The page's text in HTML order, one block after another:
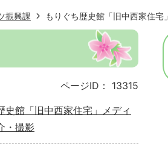
振興課 もりぐち歴史館「旧中西家住宅」
ページID： 13315
史館「旧中西家住宅」メディ
・撮影